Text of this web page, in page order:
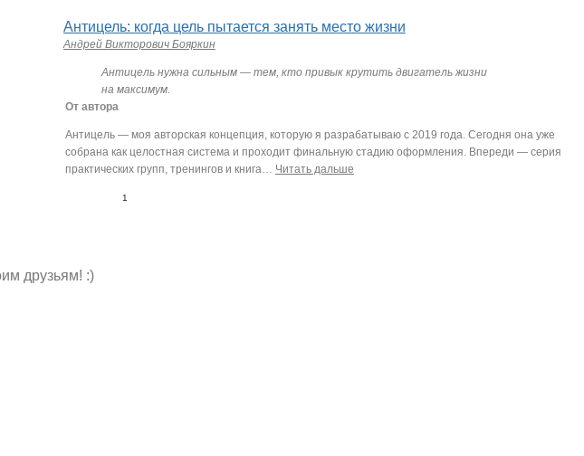
Антицель: когда цель пытается занять место жизни
Андрей Викторович Бояркин
Антицель нужна сильным — тем, кто привык крутить двигатель жизни
на максимум.
От автора
Антицель — моя авторская концепция, которую я разрабатываю с 2019 года. Сегодня она уже
собрана как целостная система и проходит финальную стадию оформления. Впереди — серия
практических групп, тренингов и книга… Читать дальше
1
друзьям! :)